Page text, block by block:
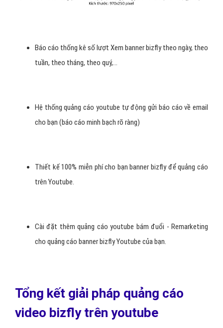
Báo cáo thống kê số lượt Xem banner bizfly theo ngày, theo
tuần, theo tháng, theo quý,...
Hệ thống quảng cáo youtube tự động gửi báo cáo về email
cho bạn (báo cáo minh bạch rõ ràng)
Thiết kế 100% miễn phí cho bạn banner bizfly để quảng cáo
trên Youtube.
Cài đặt thêm quảng cáo youtube bám đuổi - Remarketing
cho quảng cáo banner bizfly Youtube của bạn.
Tổng kết giải pháp quảng cáo
video bizfly trên youtube